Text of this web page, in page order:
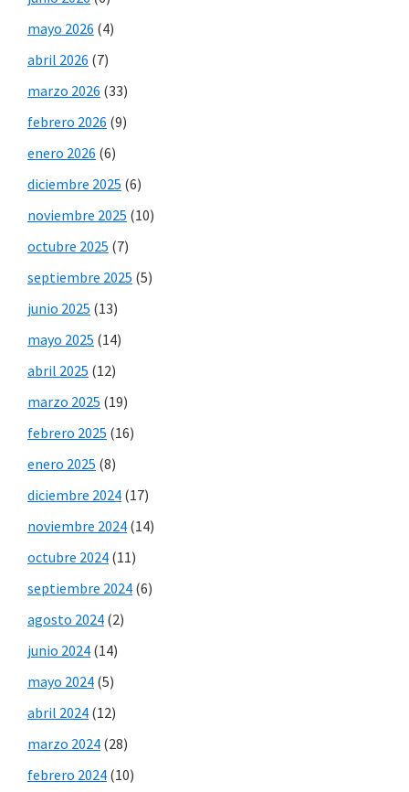
mayo 2026 (4)
abril 2026 (7)
marzo 2026 (33)
febrero 2026 (9)
enero 2026 (6)
diciembre 2025 (6)
noviembre 2025 (10)
octubre 2025 (7)
septiembre 2025 (5)
junio 2025 (13)
mayo 2025 (14)
abril 2025 (12)
marzo 2025 (19)
febrero 2025 (16)
enero 2025 (8)
diciembre 2024 (17)
noviembre 2024 (14)
octubre 2024 (11)
septiembre 2024 (6)
agosto 2024 (2)
junio 2024 (14)
mayo 2024 (5)
abril 2024 (12)
marzo 2024 (28)
febrero 2024 (10)